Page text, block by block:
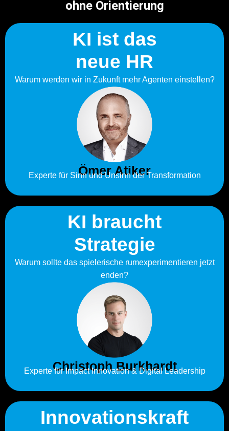
ohne Orientierung
KI ist das
neue HR
Warum werden wir in Zukunft mehr Agenten einstellen?
Ömer Atiker
Experte für Sinn und Unsinn der Transformation
KI braucht
Strategie
Warum sollte das spielerische rumexperimentieren jetzt
enden?
Christoph Burkhardt
Experte für Impact Innovation & Digital Leadership
Innovationskraft